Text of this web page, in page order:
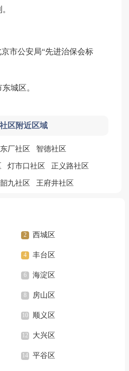
市公安局“先进治保会标
城区。
区附近区域
东厂社区 智德社区
灯市口社区 正义路社区
韶九社区 王府井社区
西城区
丰台区
海淀区
房山区
顺义区
大兴区
平谷区